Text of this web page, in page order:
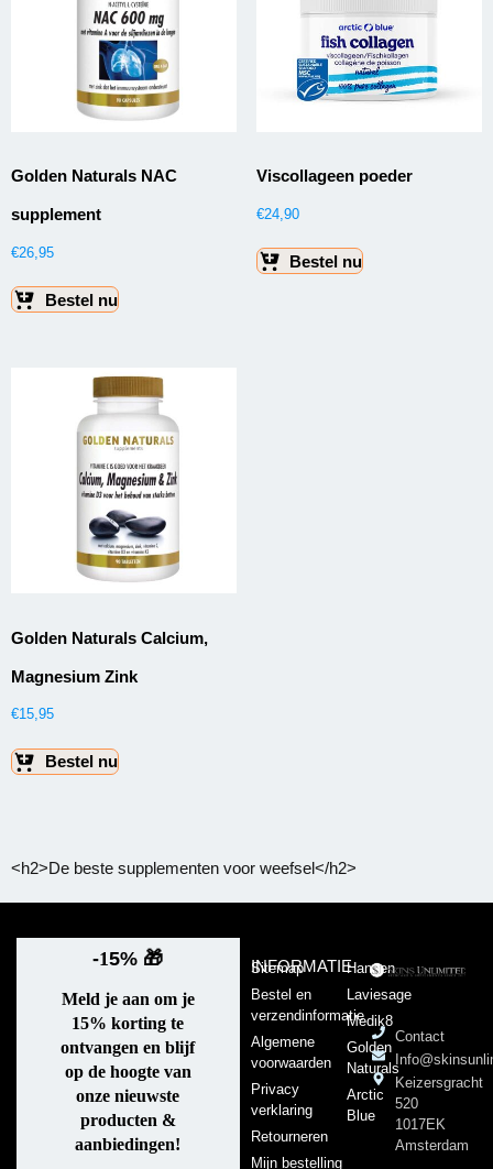
Golden Naturals NAC
supplement
€26,95
Bestel nu
Viscollageen poeder
€24,90
Bestel nu
Golden Naturals Calcium,
Magnesium Zink
€15,95
Bestel nu
<h2>De beste supplementen voor weefsel</h2>
-15% 🎁
Meld je aan om je
15% korting te
ontvangen en blijf
op de hoogte van
onze nieuwste
producten &
aanbiedingen!
INFORMATIE
Sitemap
Bestel en
verzendinformatie
Algemene
voorwaarden
Privacy
verklaring
Retourneren
Mijn bestelling
Hansen
Laviesage
Medik8
Golden
Naturals
Arctic
Blue
Contact
Keizersgracht
520
1017EK
Amsterdam